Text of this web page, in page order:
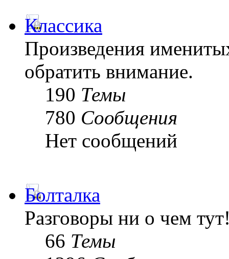
Классика
Произведения
обратить внимание.
190 Темы
780 Сообщения
Нет сообщений
Болталка
Разговоры ни о чем
66 Темы